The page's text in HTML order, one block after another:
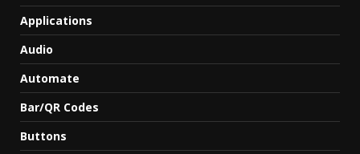
Applications
Audio
Automate
Bar/QR Codes
Buttons